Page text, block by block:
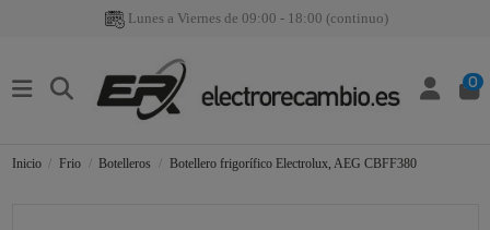
Lunes a Viernes de 09:00 - 18:00 (continuo)
0
Inicio Frio Botelleros Botellero frigorífico Electrolux, AEG CBFF380